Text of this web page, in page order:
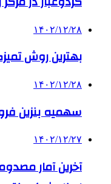
۱۴۰۲/۱۲/۲۸
بهترین روش
۱۴۰۲/۱۲/۲۸
سهمیه بنزین فروردین‌
۱۴۰۲/۱۲/۲۷
آخرین آمار